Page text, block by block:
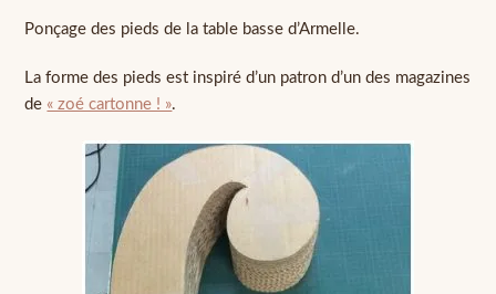
Ponçage des pieds de la table basse d’Armelle.
La forme des pieds est inspiré d’un patron d’un des magazines
de « zoé cartonne ! ».